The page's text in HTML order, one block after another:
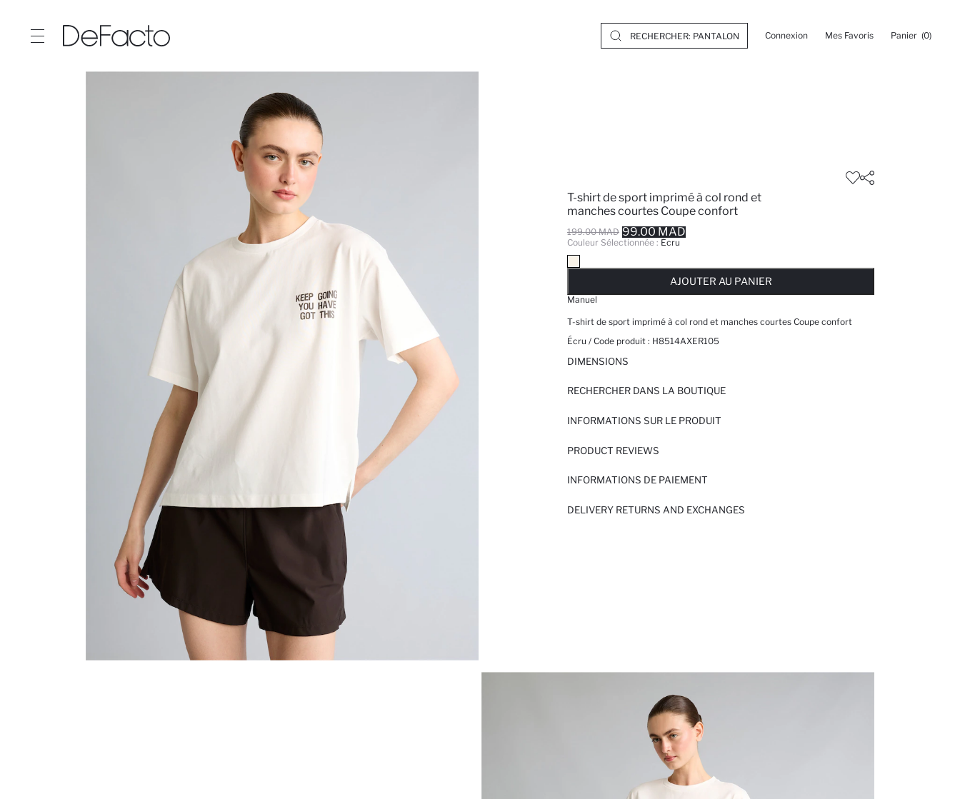
Connexion Mes Favoris Panier (0)
T-shirt de sport imprimé à col rond et
manches courtes Coupe confort
199.00 MAD 99.00 MAD
Couleur Sélectionnée : Écru
AJOUTER AU PANIER
Manuel
T-shirt de sport imprimé à col rond et manches courtes Coupe confort
Écru / Code produit : H8514AXER105
DIMENSIONS
RECHERCHER DANS LA BOUTIQUE
INFORMATIONS SUR LE PRODUIT
PRODUCT REVIEWS
INFORMATIONS DE PAIEMENT
DELIVERY RETURNS AND EXCHANGES